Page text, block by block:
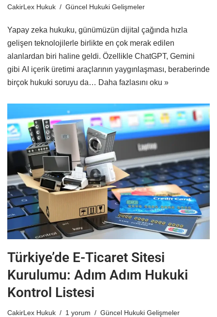
CakirLex Hukuk Güncel Hukuki Gelişmeler
Yapay zeka hukuku, günümüzün dijital çağında hızla
gelişen teknolojilerle birlikte en çok merak edilen
alanlardan biri haline geldi. Özellikle ChatGPT, Gemini
gibi AI içerik üretimi araçlarının yaygınlaşması, beraberinde
birçok hukuki soruyu da… Daha fazlasını oku »
Türkiye’de E-Ticaret Sitesi
Kurulumu: Adım Adım Hukuki
Kontrol Listesi
CakirLex Hukuk 1 yorum Güncel Hukuki Gelişmeler